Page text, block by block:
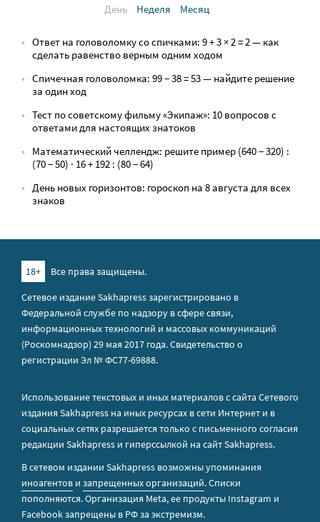
День
Неделя Месяц
Ответ на головоломку со спичками: 9 + 3 × 2 = 2 — как
сделать равенство верным одним ходом
Спичечная головоломка: 99 − 38 = 53 — найдите решение
за один ход
Тест по советскому фильму «Экипаж»: 10 вопросов с
ответами для настоящих знатоков
Математический челлендж: решите пример (640 − 320) :
(70 − 50) · 16 + 192 : (80 − 64)
День новых горизонтов: гороскоп на 8 августа для всех
знаков
18+
Все права защищены.
Сетевое издание Sakhapress зарегистрировано в
Федеральной службе по надзору в сфере связи,
информационных технологий и массовых коммуникаций
(Роскомнадзор) 29 мая 2017 года. Свидетельство о
регистрации Эл № ФС77-69888.
Использование текстовых и иных материалов с сайта Сетевого
издания Sakhapress на иных ресурсах в сети Интернет и в
социальных сетях разрешается только с письменного согласия
редакции Sakhapress и гиперссылкой на сайт Sakhapress.
В сетевом издании Sakhapress возможны упоминания
иноагентов и запрещенных организаций. Списки
пополняются. Организация Metа, ее продукты Instagram и
Facebook запрещены в РФ за экстремизм.